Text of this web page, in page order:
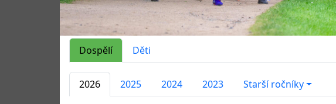
Dospělí Děti
2026 2025 2024 2023 Starší ročníky